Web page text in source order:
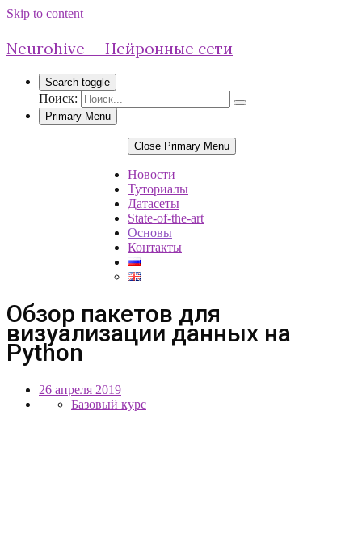
Skip to content
Neurohive — Нейронные сети
Search toggle
Поиск:
Primary Menu
Close Primary Menu
Новости
Туториалы
Датасеты
State-of-the-art
Основы
Контакты
Обзор пакетов для
визуализации данных на
Python
26 апреля 2019
Базовый курс